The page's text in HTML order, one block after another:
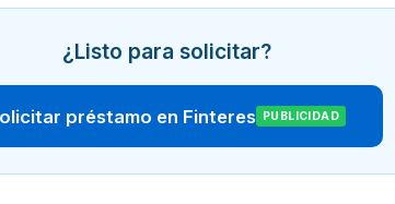
¿Listo para solicitar?
préstamo en Finteres PUBLICIDAD